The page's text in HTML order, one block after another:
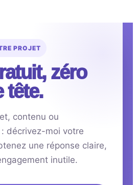
PROJET
zéro
tête.
contenu ou
décrivez-moi votre
une réponse claire,
inutile.